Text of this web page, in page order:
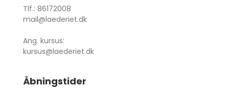
Tlf.: 86172008
mail@laederiet.dk
Ang. kursus:
kursus@laederiet.dk
Åbningstider